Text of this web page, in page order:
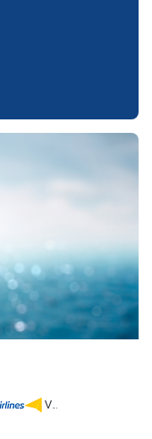
Vietravel Airlines